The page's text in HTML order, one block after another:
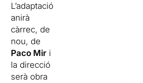
L’adaptació
anirà
càrrec, de
nou, de
Paco Mir i
la direcció
serà obra